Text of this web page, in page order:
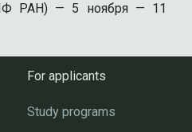
РАН) — 5 ноября — 11
For applicants
Study programs